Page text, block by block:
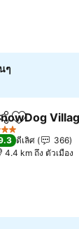
ๆ
ร์ เพิ่มในรายก
าว
ดีเลิศ
366
4.4 km ถึง ตัวเมือง